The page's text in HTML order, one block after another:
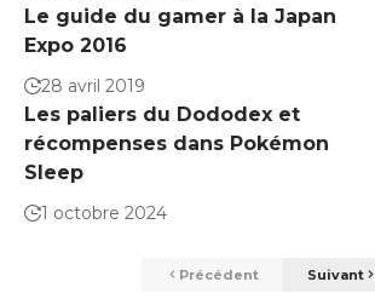
Le guide du gamer à la Japan
Expo 2016
28 avril 2019
Les paliers du Dododex et
récompenses dans Pokémon
Sleep
1 octobre 2024
Précédent Suivant